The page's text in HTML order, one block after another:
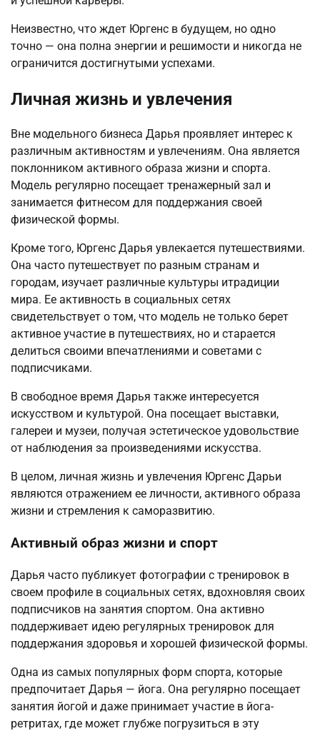
Неизвестно, что ждет Юргенс в будущем, но одно
точно — она полна энергии и решимости и никогда не
ограничится достигнутыми успехами.
Личная жизнь и увлечения
Вне модельного бизнеса Дарья проявляет интерес к
различным активностям и увлечениям. Она является
поклонником активного образа жизни и спорта.
Модель регулярно посещает тренажерный зал и
занимается фитнесом для поддержания своей
физической формы.
Кроме того, Юргенс Дарья увлекается путешествиями.
Она часто путешествует по разным странам и
городам, изучает различные культуры итрадиции
мира. Ее активность в социальных сетях
свидетельствует о том, что модель не только берет
активное участие в путешествиях, но и старается
делиться своими впечатлениями и советами с
подписчиками.
В свободное время Дарья также интересуется
искусством и культурой. Она посещает выставки,
галереи и музеи, получая эстетическое удовольствие
от наблюдения за произведениями искусства.
В целом, личная жизнь и увлечения Юргенс Дарьи
являются отражением ее личности, активного образа
жизни и стремления к саморазвитию.
Активный образ жизни и спорт
Дарья часто публикует фотографии с тренировок в
своем профиле в социальных сетях, вдохновляя своих
подписчиков на занятия спортом. Она активно
поддерживает идею регулярных тренировок для
поддержания здоровья и хорошей физической формы.
Одна из самых популярных форм спорта, которые
предпочитает Дарья — йога. Она регулярно посещает
занятия йогой и даже принимает участие в йога-
ретритах, где может глубже погрузиться в эту